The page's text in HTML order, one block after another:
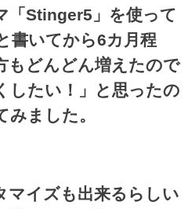
「Stinger5」を使って
書いてから6カ月程
もどんどん増えたので
したい！」と思ったの
ました。
マイズも出来るらしい